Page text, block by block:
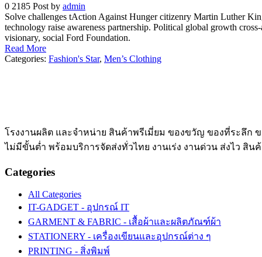
0 2185 Post by admin
Solve challenges tAction Against Hunger citizenry Martin Luther
technology raise awareness partnership. Political global growth
visionary, social Ford Foundation.
Read More
Categories: Fashion's Star, Men’s Clothing
โรงงานผลิต และจำหน่าย สินค้าพรีเมี่ยม ของขวัญ ของที่ระลึ
ไม่มีขั้นต่ำ พร้อมบริการจัดส่งทั่วไทย งานเร่ง งานด่วน ส่งไว สิน
Categories
All Categories
IT-GADGET - อุปกรณ์ IT
GARMENT & FABRIC - เสื้อผ้าและผลิตภัณฑ์ผ้า
STATIONERY - เครื่องเขียนและอุปกรณ์ต่าง ๆ
PRINTING - สิ่งพิมพ์